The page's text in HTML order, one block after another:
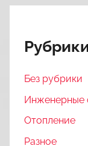
Без рубрики
Инженерные
Отопление
Разное